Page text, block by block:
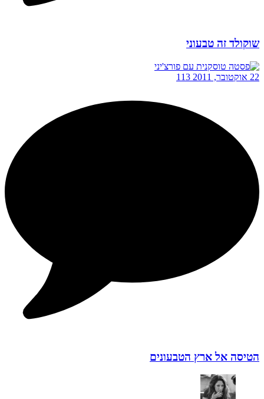
שוקולד זה טבעוני
22 אוקטובר, 2011 113
הטיסה אל ארץ הטבעונים